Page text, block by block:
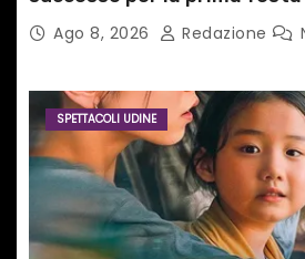
del territorio
Ago 8, 2026 Redazione
SPETTACOLI UDINE